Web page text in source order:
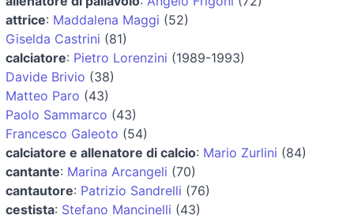
attrice: Maddalena Maggi (52)
Giselda Castrini (81)
calciatore: Pietro Lorenzini (1989-1993)
Davide Brivio (38)
Matteo Paro (43)
Paolo Sammarco (43)
Francesco Galeoto (54)
calciatore e allenatore di calcio: Mario Zurlini (84)
cantante: Marina Arcangeli (70)
cantautore: Patrizio Sandrelli (76)
cestista: Stefano Mancinelli (43)